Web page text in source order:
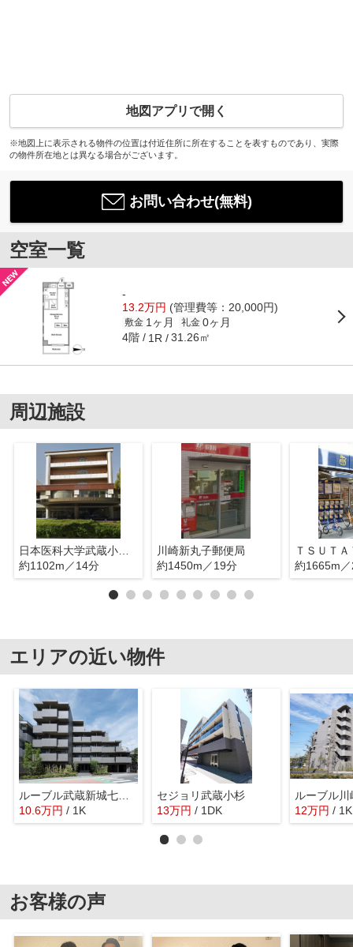
地図アプリで開く
※地図上に表示される物件の位置は付近住所に所在することを表すものであり、実際
の物件所在地とは異なる場合がございます。
お問い合わせ(無料)
空室一覧
-
13.2万円 (管理費等：20,000円)
敷金 1ヶ月 礼金 0ヶ月
4階 1R 31.26㎡
周辺施設
日本医科大学武蔵小杉病院
約1102m／14分
川崎新丸子郵便局
約1450m／19分
約1665m
エリアの近い物件
ルーブル武蔵新城七番館
10.6万円 / 1K
セジョリ武蔵小杉
13万円 / 1DK 12万円 / 1K
お客様の声